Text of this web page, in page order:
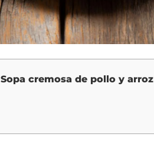
Sopa cremosa de pollo y arroz